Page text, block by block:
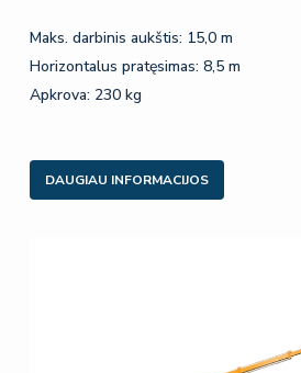
Maks. darbinis aukštis: 15,0 m
Horizontalus pratęsimas: 8,5 m
Apkrova: 230 kg
DAUGIAU INFORMACIJOS